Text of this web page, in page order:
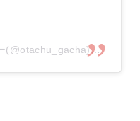
おたちゅう長岡店ガチャコーナー(@otachu_gacha)がシェアした投稿